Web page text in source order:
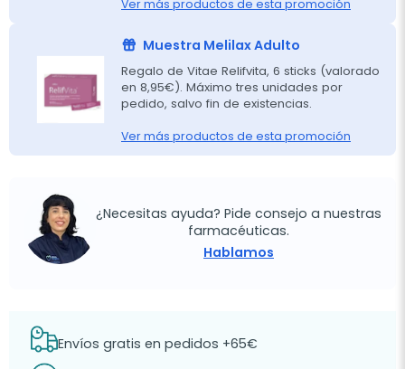
Ver más productos de esta promoción
Muestra Melilax Adulto
Regalo de Vitae Relifvita, 6 sticks (valorado
en 8,95€). Máximo tres unidades por
pedido, salvo fin de existencias.
Ver más productos de esta promoción
¿Necesitas ayuda? Pide consejo a nuestras
farmacéuticas.
Hablamos
Envíos gratis en pedidos +65€